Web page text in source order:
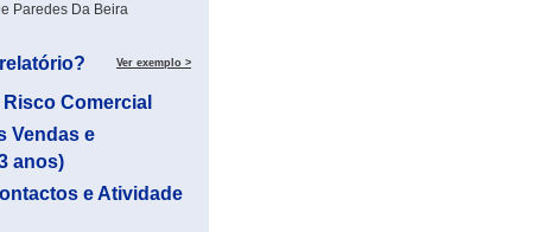
Paredes Da Beira
Ver exemplo >
Comercial
Vendas e
anos)
e Atividade